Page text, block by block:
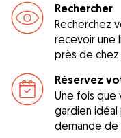
Rechercher
Recherchez
recevoir une
près de chez
Réservez
Une fois que
gardien
demande de